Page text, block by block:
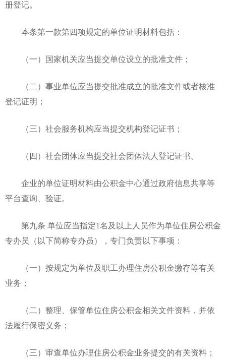
册登记。
本条第一款第四项规定的单位证明材料包括：
（一）国家机关应当提交单位设立的批准文件；
（二）事业单位应当提交批准成立的批准文件或者核准
登记证明；
（三）社会服务机构应当提交机构登记证书；
（四）社会团体应当提交社会团体法人登记证书。
企业的单位证明材料由公积金中心通过政府信息共享等
平台查询、验证。
第九条 单位应当指定1名及以上人员作为单位住房公积金
专办员（以下简称专办员），专门负责以下事项：
（一）按规定为单位及职工办理住房公积金缴存等有关
业务；
（二）整理、保管单位住房公积金相关文件资料，并依
法履行保密义务；
（三）审查单位办理住房公积金业务提交的有关资料；